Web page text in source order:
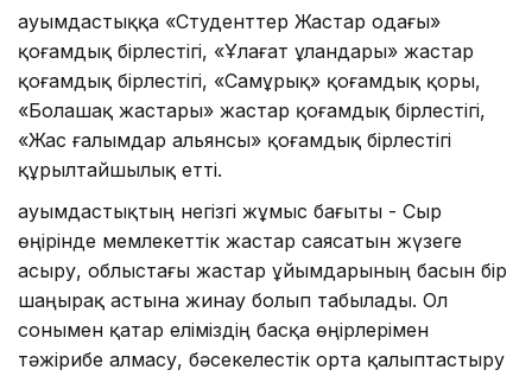
Қауымдастыққа «Студенттер Жастар одағы»
қоғамдық бірлестігі, «Ұлағат ұландары» жастар
қоғамдық бірлестігі, «Самұрық» қоғамдық қоры,
«Болашақ жастары» жастар қоғамдық бірлестігі,
«Жас ғалымдар альянсы» қоғамдық бірлестігі
құрылтайшылық етті.
Қауымдастықтың негізгі жұмыс бағыты - Сыр
өңірінде мемлекеттік жастар саясатын жүзеге
асыру, облыстағы жастар ұйымдарының басын бір
шаңырақ астына жинау болып табылады. Ол
сонымен қатар еліміздің басқа өңірлерімен
тәжірибе алмасу, бәсекелестік орта қалыптастыру